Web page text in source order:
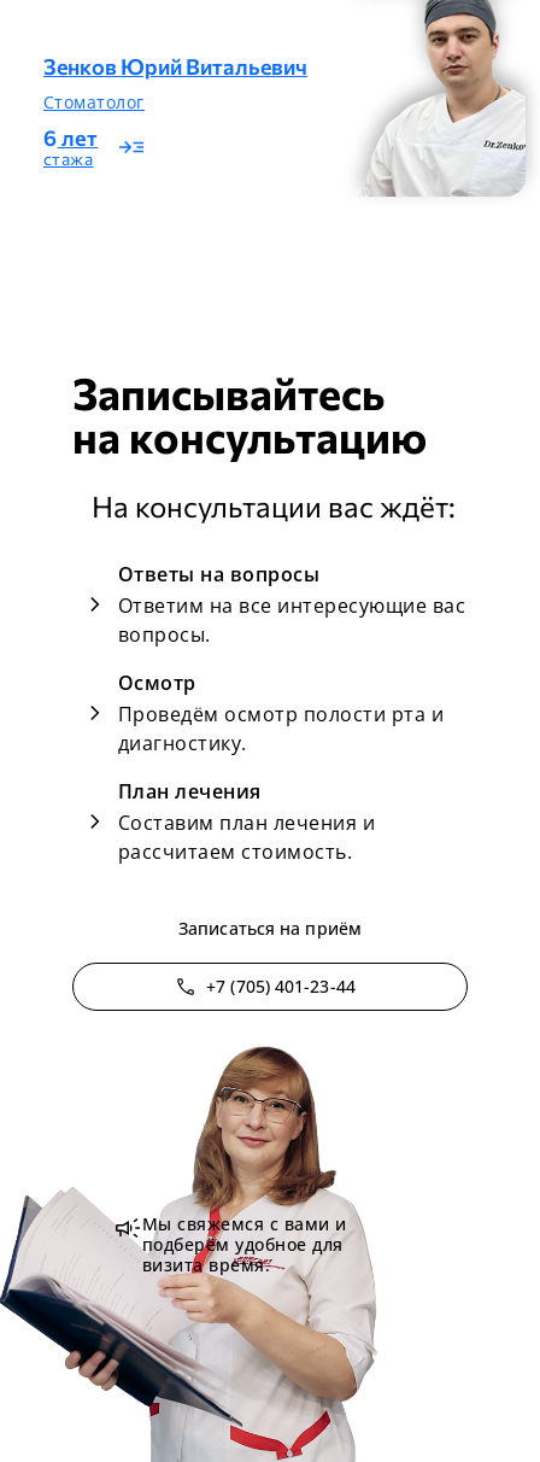
Зенков Юрий Витальевич
Стоматолог
6лет
стажа read_more
Записывайтесь
на консультацию
На консультации вас ждёт:
chevron_right
Ответы на вопросы
Ответим на все интересующие вас
вопросы.
chevron_right
Осмотр
Проведём осмотр полости рта и
диагностику.
chevron_right
План лечения
Составим план лечения и
рассчитаем стоимость.
Записаться на приём
phone +7 (705) 401-23-44
campaignМы свяжемся с вами и
подберём удобное для
визита время.